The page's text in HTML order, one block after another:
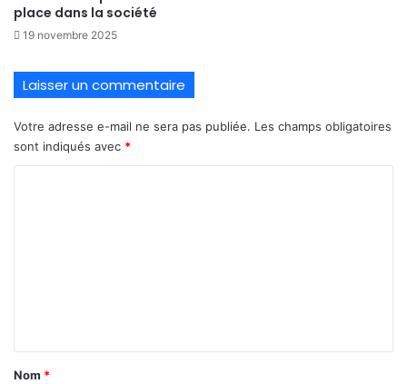
place dans la société
19 novembre 2025
Laisser un commentaire
Votre adresse e-mail ne sera pas publiée. Les champs obligatoires
sont indiqués avec *
a
Nom *